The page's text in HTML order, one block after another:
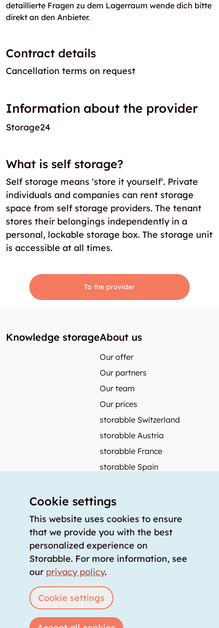
detaillierte Fragen zu dem Lagerraum wende dich bitte
direkt an den Anbieter.
Contract details
Cancellation terms on request
Information about the provider
Storage24
What is self storage?
Self storage means 'store it yourself'. Private
individuals and companies can rent storage
space from self storage providers. The tenant
stores their belongings independently in a
personal, lockable storage box. The storage unit
is accessible at all times.
To the provider
Knowledge storageAbout us
Our offer
Our partners
Our team
Our prices
storabble Switzerland
storabble Austria
storabble France
storabble Spain
Press coverage
How to calculate the size of a storage room?
How much does a storage room cost?
For storage providers
Login List storage room
Cookie settings
This website uses cookies to ensure
that we provide you with the best
personalized experience on
Storabble. For more information, see
our privacy policy.
Cookie settings